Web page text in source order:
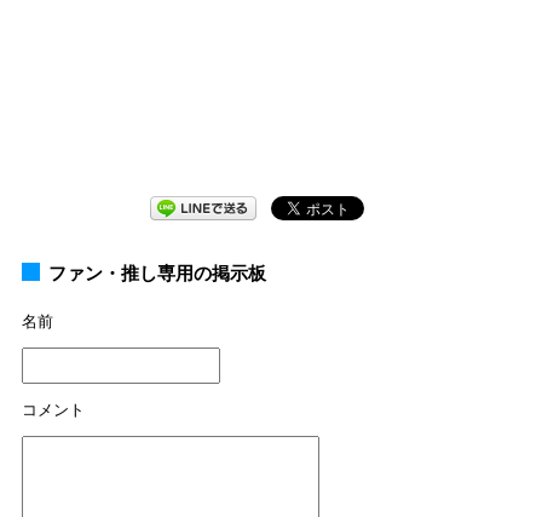
ファン・推し専用の掲示板
名前
コメント